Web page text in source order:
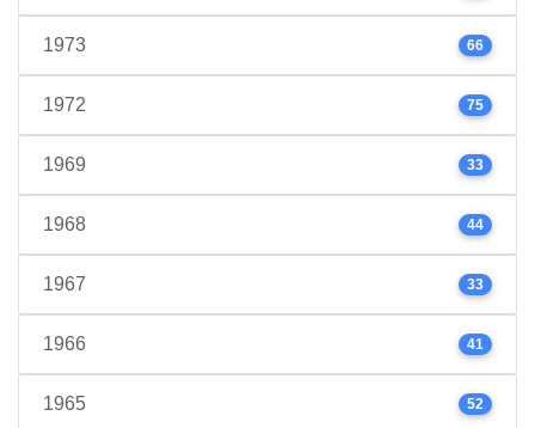
1973 66
1972 75
1969 33
1968 44
1967 33
1966 41
1965 52